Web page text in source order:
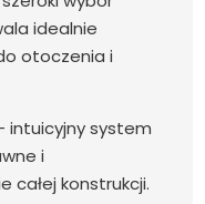
idealnie
otoczenia i
intuicyjny system
i
całej konstrukcji.